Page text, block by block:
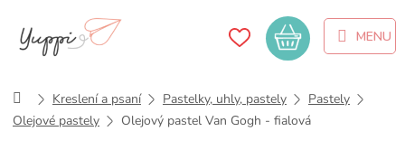
obsah
Nákupní
košík
DomůKreslení a psaní Pastelky, uhly, pastely
Pastely
Olejové pastely
Olejový pastel Van Gogh - fialová